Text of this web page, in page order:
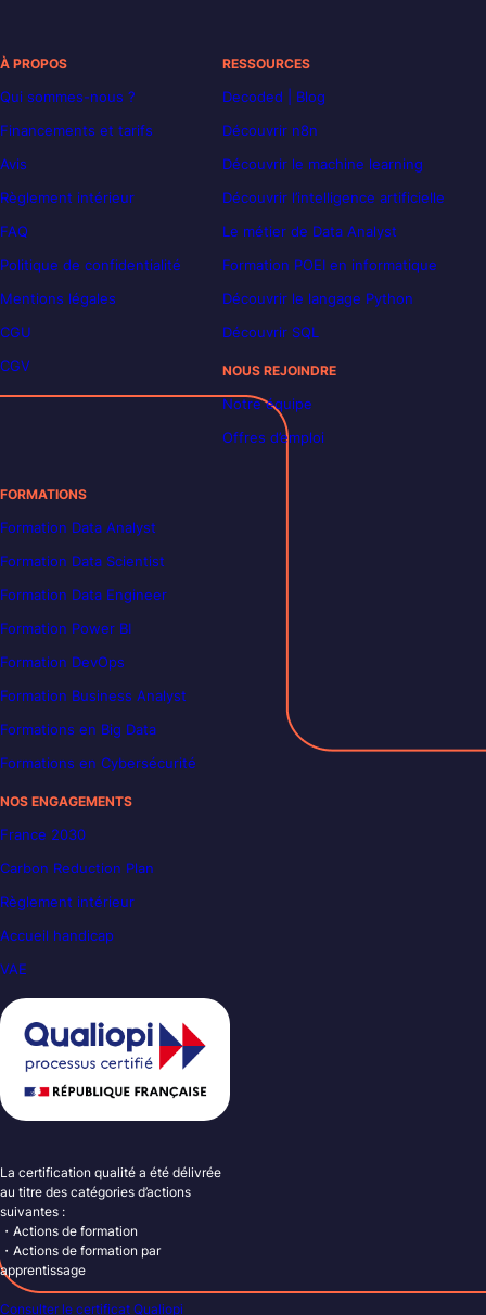
À PROPOS
Qui sommes-nous ?
Financements et tarifs
Avis
Règlement intérieur
FAQ
Politique de confidentialité
Mentions légales
CGU
CGV
RESSOURCES
Decoded | Blog
Découvrir n8n
Découvrir le machine learning
Découvrir l’intelligence artificielle
Le métier de Data Analyst
Formation POEI en informatique
Découvrir le langage Python
Découvrir SQL
NOUS REJOINDRE
Notre équipe
Offres d’emploi
FORMATIONS
Formation Data Analyst
Formation Data Scientist
Formation Data Engineer
Formation Power BI
Formation DevOps
Formation Business Analyst
Formations en Big Data
Formations en Cybersécurité
NOS ENGAGEMENTS
France 2030
Carbon Reduction Plan
Règlement intérieur
Accueil handicap
VAE
La certification qualité a été délivrée
au titre des catégories d’actions
suivantes :
・Actions de formation
・Actions de formation par
apprentissage
Consulter le certificat Qualiopi